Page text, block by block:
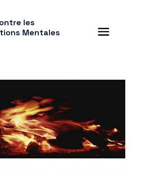
les
Mentales